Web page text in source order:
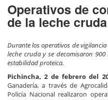
Operativos de
de la leche cruda
Durante los operativos de
leche cruda y se decomisaron
estabilidad proteica.
Pichincha, 2 de febrero del
Ganadería, a través de
Policía Nacional realizaron